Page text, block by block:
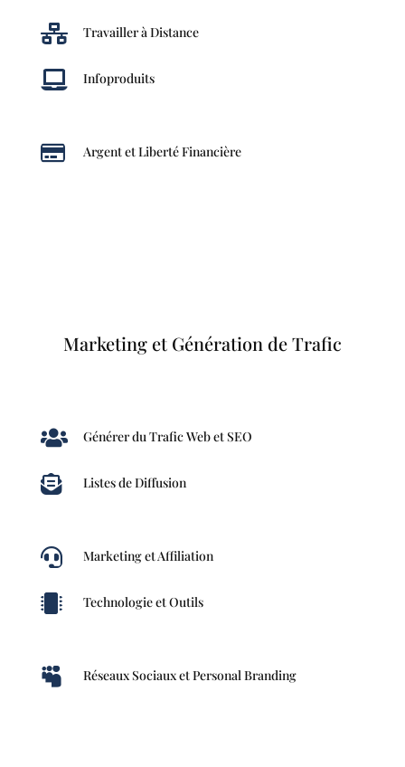
 Travailler à Distance
 Infoproduits
 Argent et Liberté Financière
Marketing et Génération de Trafic
 Générer du Trafic Web et SEO
 Listes de Diffusion
 Marketing et Affiliation
 Technologie et Outils
 Réseaux Sociaux et Personal Branding